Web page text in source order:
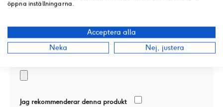
Jag rekommenderar denna produkt
öppna inställningarna.
Acceptera alla
Neka
Nej, justera